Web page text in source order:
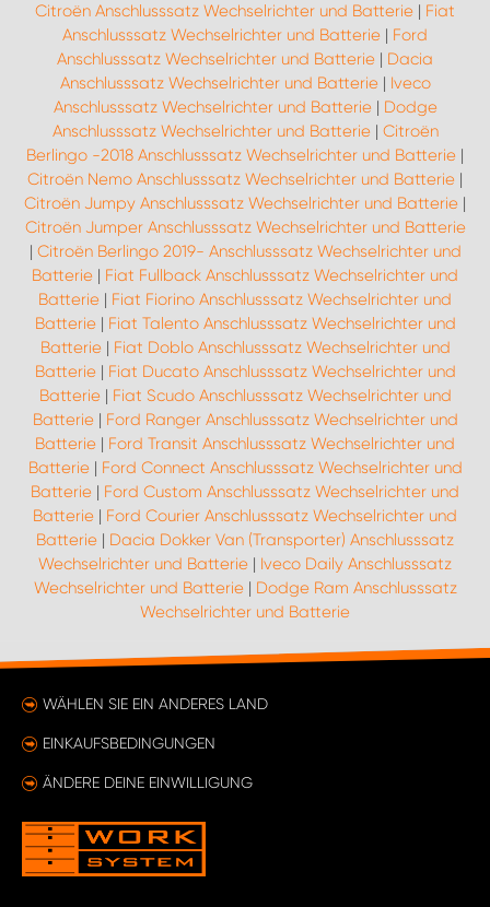
Citroën Anschlusssatz Wechselrichter und Batterie | Fiat
Anschlusssatz Wechselrichter und Batterie | Ford
Anschlusssatz Wechselrichter und Batterie | Dacia
Anschlusssatz Wechselrichter und Batterie| Iveco
Anschlusssatz Wechselrichter und Batterie| Dodge
Anschlusssatz Wechselrichter und Batterie| Citroën
Berlingo -2018 Anschlusssatz Wechselrichter und Batterie |
Citroën Nemo Anschlusssatz Wechselrichter und Batterie |
Citroën Jumpy Anschlusssatz Wechselrichter und Batterie |
Citroën Jumper Anschlusssatz Wechselrichter und Batterie
| Citroën Berlingo 2019- Anschlusssatz Wechselrichter und
Batterie | Fiat Fullback Anschlusssatz Wechselrichter und
Batterie | Fiat Fiorino Anschlusssatz Wechselrichter und
Batterie| Fiat Talento Anschlusssatz Wechselrichter und
Batterie| Fiat Doblo Anschlusssatz Wechselrichter und
Batterie| Fiat Ducato Anschlusssatz Wechselrichter und
Batterie| Fiat Scudo Anschlusssatz Wechselrichter und
Batterie| Ford Ranger Anschlusssatz Wechselrichter und
Batterie | Ford Transit Anschlusssatz Wechselrichter und
Batterie| Ford Connect Anschlusssatz Wechselrichter und
Batterie | Ford Custom Anschlusssatz Wechselrichter und
Batterie | Ford Courier Anschlusssatz Wechselrichter und
Batterie | Dacia Dokker Van (Transporter) Anschlusssatz
Wechselrichter und Batterie | Iveco Daily Anschlusssatz
Wechselrichter und Batterie| Dodge Ram Anschlusssatz
Wechselrichter und Batterie
WÄHLEN SIE EIN ANDERES LAND
EINKAUFSBEDINGUNGEN
ÄNDERE DEINE EINWILLIGUNG